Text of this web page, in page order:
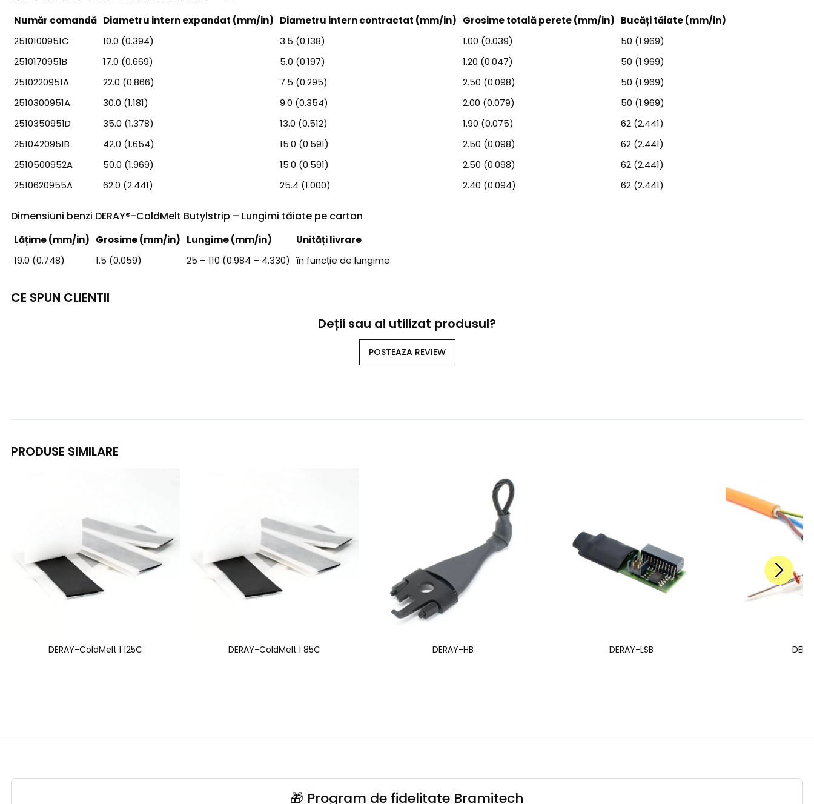
Număr comandă Diametru intern expandat (mm/in) Diametru intern contractat (mm/in) Grosime totală perete (mm/in) Bucăți tăiate (mm/in)
2510100951C
10.0 (0.394) 3.5 (0.138) 1.00 (0.039)
50 (1.969)
2510170951B
17.0 (0.669) 5.0 (0.197) 1.20 (0.047)
50 (1.969)
2510220951A
22.0 (0.866) 7.5 (0.295) 2.50 (0.098)
50 (1.969)
2510300951A
30.0 (1.181) 9.0 (0.354) 2.00 (0.079)
50 (1.969)
2510350951D
35.0 (1.378) 13.0 (0.512) 1.90 (0.075)
62 (2.441)
2510420951B
42.0 (1.654) 15.0 (0.591) 2.50 (0.098)
62 (2.441)
2510500952A
50.0 (1.969) 15.0 (0.591) 2.50 (0.098)
62 (2.441)
2510620955A
62.0 (2.441) 25.4 (1.000) 2.40 (0.094) 62 (2.441)
Dimensiuni benzi DERAY®-ColdMelt Butylstrip – Lungimi tăiate pe carton
Lățime (mm/in) Grosime (mm/in) Lungime (mm/in)
Unități livrare
19.0 (0.748)
1.5 (0.059) 25 – 110 (0.984 – 4.330) în funcție de lungime
CE SPUN CLIENTII
Deții sau ai utilizat produsul?
POSTEAZA REVIEW
PRODUSE SIMILARE
DERAY-ColdMelt I 125C DERAY-ColdMelt I 85C DERAY-HB DERAY-LSB
🎁 Program de fidelitate Bramitech